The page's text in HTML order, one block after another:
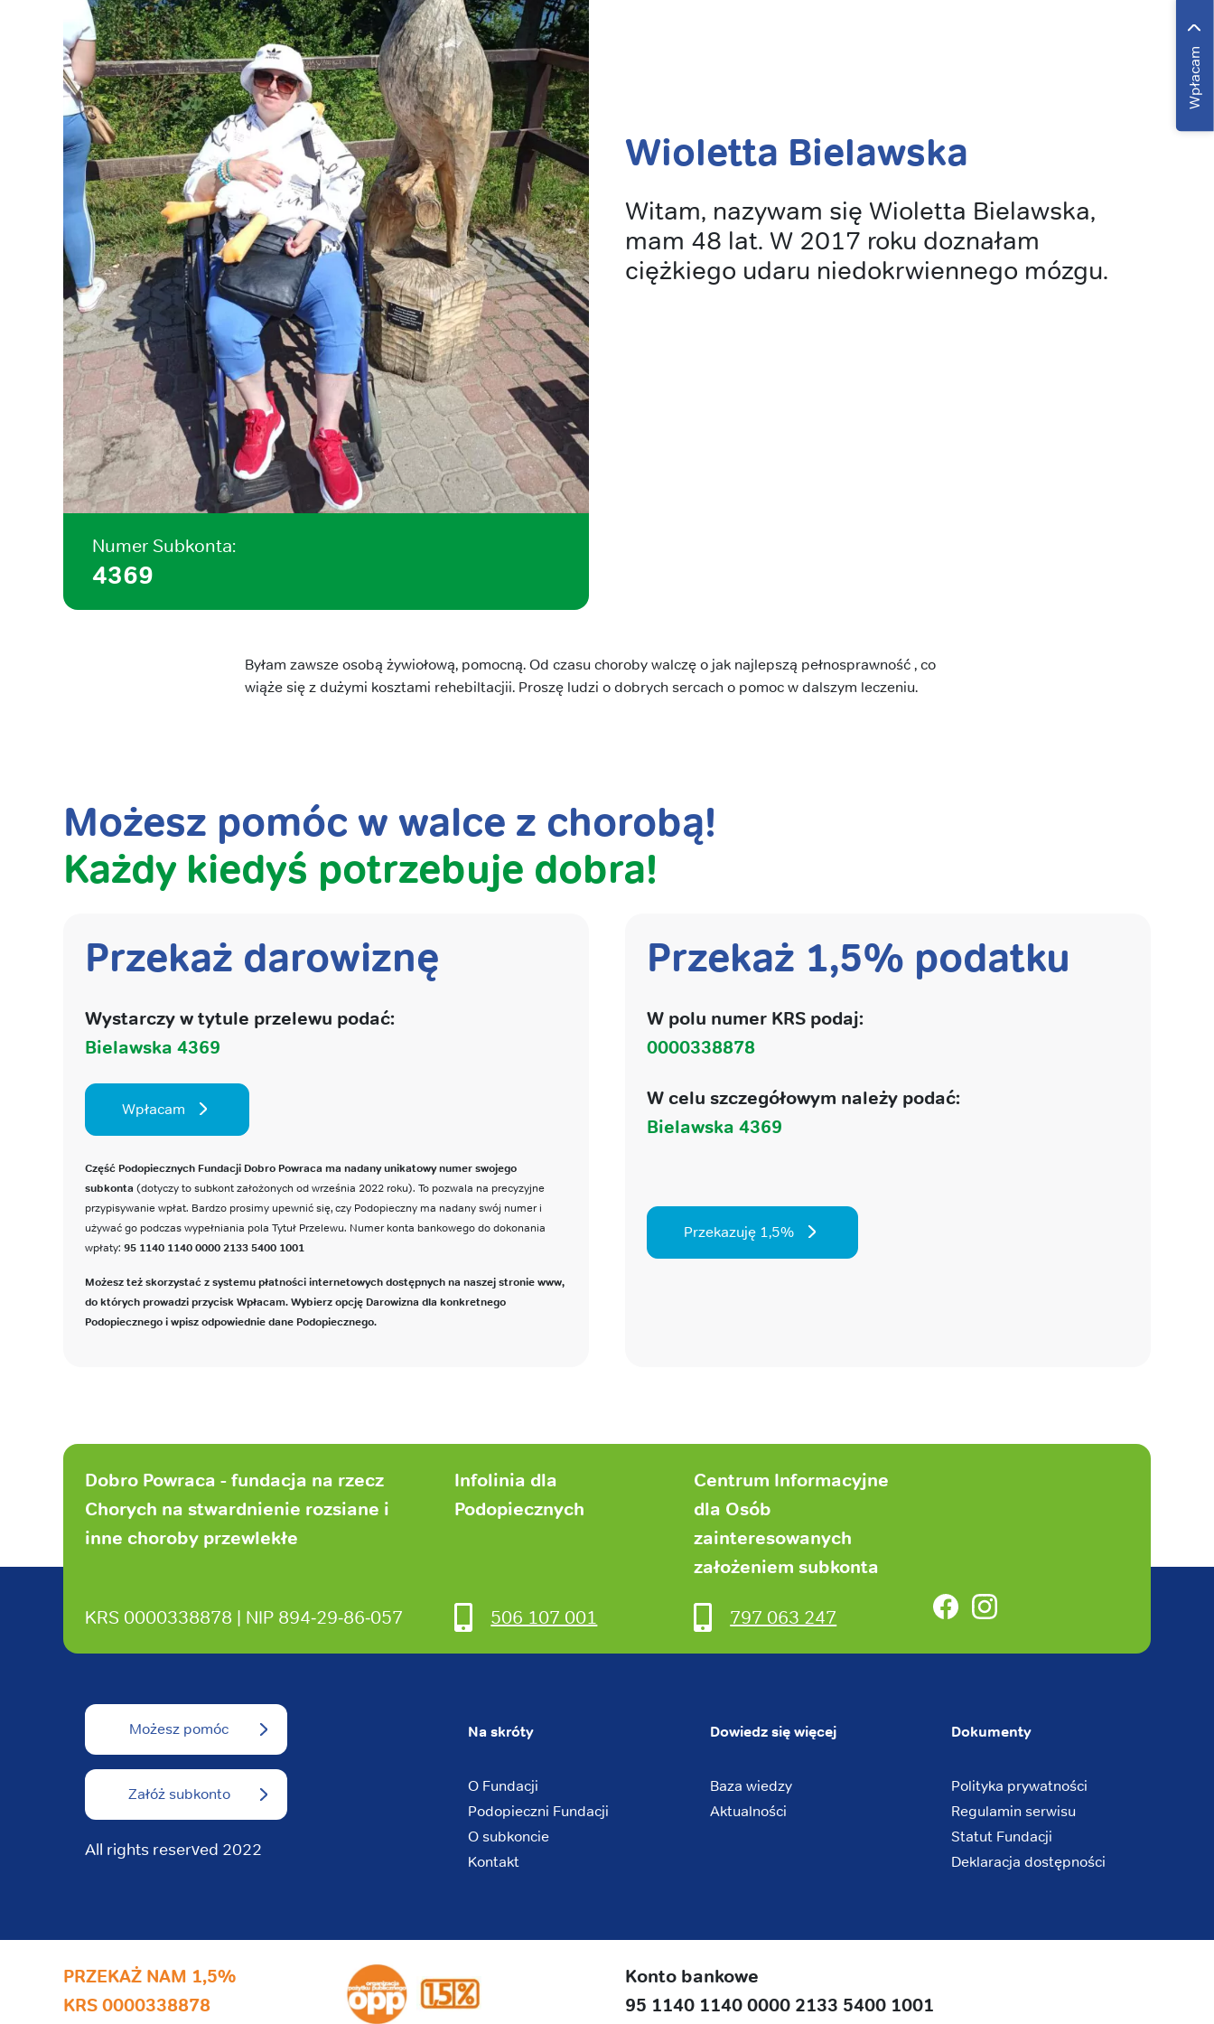
Wpłacam
Numer Subkonta:
4369
Wioletta Bielawska
Witam, nazywam się Wioletta Bielawska,
mam 48 lat. W 2017 roku doznałam
ciężkiego udaru niedokrwiennego mózgu.
Byłam zawsze osobą żywiołową, pomocną. Od czasu choroby walczę o jak najlepszą pełnosprawność , co
wiąże się z dużymi kosztami rehebiltacjii. Proszę ludzi o dobrych sercach o pomoc w dalszym leczeniu.
Możesz pomóc w walce z chorobą!
Każdy kiedyś potrzebuje dobra!
Przekaż darowiznę
Wystarczy w tytule przelewu podać:
Bielawska 4369
Wpłacam
Część Podopiecznych Fundacji Dobro Powraca ma nadany unikatowy numer swojego
subkonta (dotyczy to subkont założonych od września 2022 roku). To pozwala na precyzyjne
przypisywanie wpłat. Bardzo prosimy upewnić się, czy Podopieczny ma nadany swój numer i
używać go podczas wypełniania pola Tytuł Przelewu. Numer konta bankowego do dokonania
wpłaty: 95 1140 1140 0000 2133 5400 1001
Możesz też skorzystać z systemu płatności internetowych dostępnych na naszej stronie www,
do których prowadzi przycisk Wpłacam. Wybierz opcję Darowizna dla konkretnego
Podopiecznego i wpisz odpowiednie dane Podopiecznego.
Przekaż 1,5% podatku
W polu numer KRS podaj:
0000338878
W celu szczegółowym należy podać:
Bielawska 4369
Przekazuję 1,5%
Dobro Powraca - fundacja na rzecz
Chorych na stwardnienie rozsiane i
inne choroby przewlekłe
KRS 0000338878 | NIP 894‑29‑86‑057
Infolinia dla
Podopiecznych
506 107 001
Centrum Informacyjne
dla Osób
zainteresowanych
założeniem subkonta
797 063 247
FacebookInstagram
Możesz pomóc
Załóż subkonto
All rights reserved 2022
Na skróty
O Fundacji
Podopieczni Fundacji
O subkoncie
Kontakt
Dowiedz się więcej
Baza wiedzy
Aktualności
Dokumenty
Polityka prywatności
Regulamin serwisu
Statut Fundacji
Deklaracja dostępności
PRZEKAŻ NAM 1,5%
KRS 0000338878
Konto bankowe
95 1140 1140 0000 2133 5400 1001